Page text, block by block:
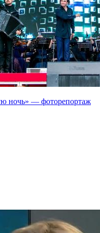
ночь» — фоторепортаж